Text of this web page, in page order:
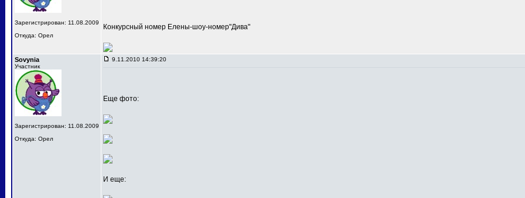
Зарегистрирован: 11.08.2009
Откуда: Орел
Конкурсный номер Елены-шоу-номер"Дива"
Sovynia
Участник
Зарегистрирован: 11.08.2009
Откуда: Орел
9.11.2010 14:39:20
Еще фото:
И еще: